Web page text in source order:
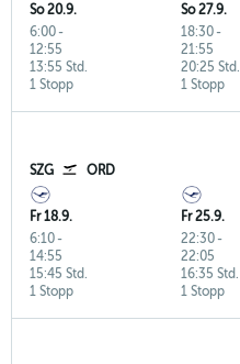
So 20.9.
6:00-
12:55
1 Stopp
13:55 Std.
So 27.9.
18:30-
21:55
1 Stopp
20:25 Std.
SZG ORD
Fr 18.9.
6:10-
14:55
1 Stopp
15:45 Std.
Fr 25.9.
22:30-
22:05
1 Stopp
16:35 Std.